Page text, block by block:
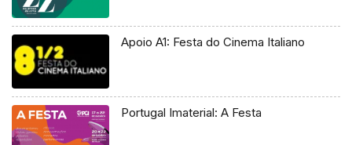
Apoio A1: Festa do Cinema Italiano
Portugal Imaterial: A Festa